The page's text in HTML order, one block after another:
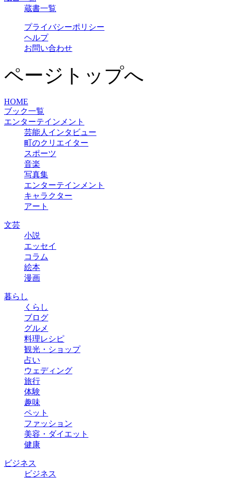
蔵書一覧
プライバシーポリシー
ヘルプ
お問い合わせ
ページトップへ
HOME
ブック一覧
エンターテインメント
芸能人インタビュー
町のクリエイター
スポーツ
音楽
写真集
エンターテインメント
キャラクター
アート
文芸
小説
エッセイ
コラム
絵本
漫画
暮らし
くらし
ブログ
グルメ
料理レシピ
観光・ショップ
占い
ウェディング
旅行
体験
趣味
ペット
ファッション
美容・ダイエット
健康
ビジネス
ビジネス